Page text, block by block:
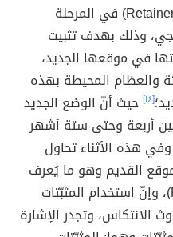
تُستخدم المثبّتات (بالإنجليزيّة: Retainers) في المرحلة
وذلك بهدف تثبيت
في موقعها الجديد،
والعظام المحيطة بهذه
[١٤]
حيث أنّ الوضع الجديد
أربعة وحتى ستة أشهر
هذه الأثناء تحاول
القديم وهو ما يُعرف
بالانتكاس (بالإنجليزيّة: Relapse)، وإنّ استخدام المثبّتات
الانتكاس، وتجدر الإشارة